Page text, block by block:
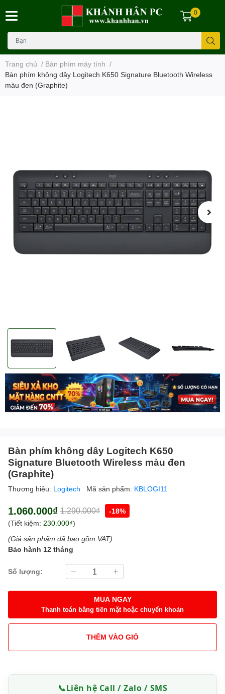
0
Trang chủ / Bàn phím máy tính /
Bàn phím không dây Logitech K650 Signature Bluetooth Wireless
màu đen (Graphite)
Bàn phím không dây Logitech K650
Signature Bluetooth Wireless màu đen
(Graphite)
Thương hiệu: Logitech Mã sản phẩm: KBLOGI11
1.060.000₫ 1.290.000₫
-18%
(Tiết kiệm: 230.000₫)
(Giá sản phẩm đã bao gồm VAT)
Bảo hành 12 tháng
Số lượng:
MUA NGAY
Thanh toán bằng tiền mặt hoặc chuyển khoản
THÊM VÀO GIỎ
📞Liên hệ Call / Zalo / SMS